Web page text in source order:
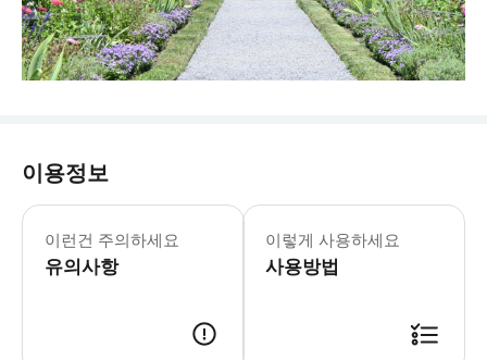
이용정보
이런건 주의하세요
유의사항
올드 웨스트버리 가든 운영 기간: 4월
▶일반 입장권 - 이용요건 * 공지: 영
이렇게 사용하세요
사용방법